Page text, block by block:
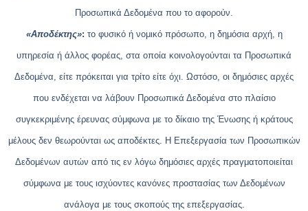
Προσωπικά Δεδομένα που το αφορούν.
«Αποδέκτης»: το φυσικό ή νομικό πρόσωπο, η δημόσια αρχή, η
υπηρεσία ή άλλος φορέας, στα οποία κοινολογούνται τα Προσωπικά
Δεδομένα, είτε πρόκειται για τρίτο είτε όχι. Ωστόσο, οι δημόσιες αρχές
που ενδέχεται να λάβουν Προσωπικά Δεδομένα στο πλαίσιο
συγκεκριμένης έρευνας σύμφωνα με το δίκαιο της Ένωσης ή κράτους
μέλους δεν θεωρούνται ως αποδέκτες. H Επεξεργασία των Προσωπικών
Δεδομένων αυτών από τις εν λόγω δημόσιες αρχές πραγματοποιείται
σύμφωνα με τους ισχύοντες κανόνες προστασίας των Δεδομένων
ανάλογα με τους σκοπούς της επεξεργασίας.